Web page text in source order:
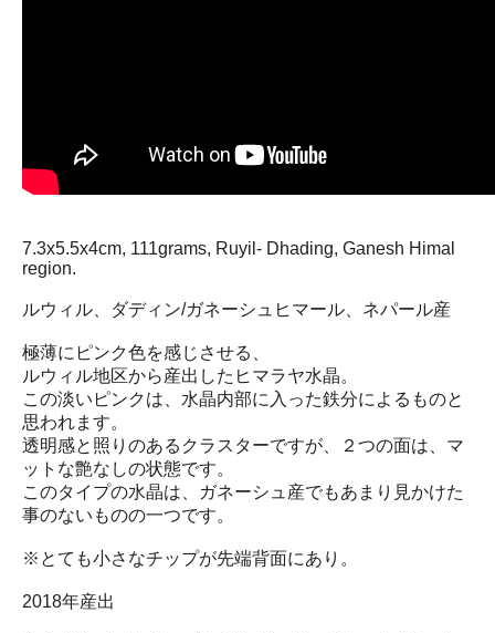
7.3x5.5x4cm, 111grams, Ruyil- Dhading, Ganesh Himal
region.
ルウィル、ダディン/ガネーシュヒマール、ネパール産
極薄にピンク色を感じさせる、
ルウィル地区から産出したヒマラヤ水晶。
この淡いピンクは、水晶内部に入った鉄分によるものと
思われます。
透明感と照りのあるクラスターですが、２つの面は、マ
ットな艶なしの状態です。
このタイプの水晶は、ガネーシュ産でもあまり見かけた
事のないものの一つです。
※とても小さなチップが先端背面にあり。
2018年産出